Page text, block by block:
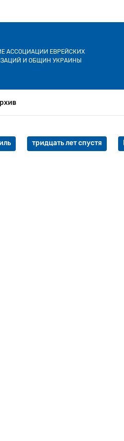
АССОЦИАЦИИ ЕВРЕЙСКИХ
И ОБЩИН УКРАИНЫ
тридцать лет спустя